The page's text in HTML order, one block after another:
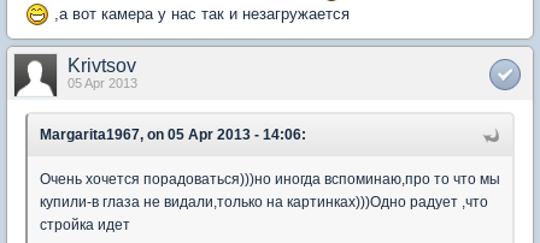
,а вот камера у нас так и незагружается
Krivtsov
05 Apr 2013
Margarita1967, on 05 Apr 2013 - 14:06:
Очень хочется порадоваться)))но иногда вспоминаю,про то что мы
купили-в глаза не видали,только на картинках)))Одно радует ,что
стройка идет